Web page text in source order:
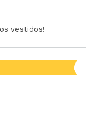
vestidos!